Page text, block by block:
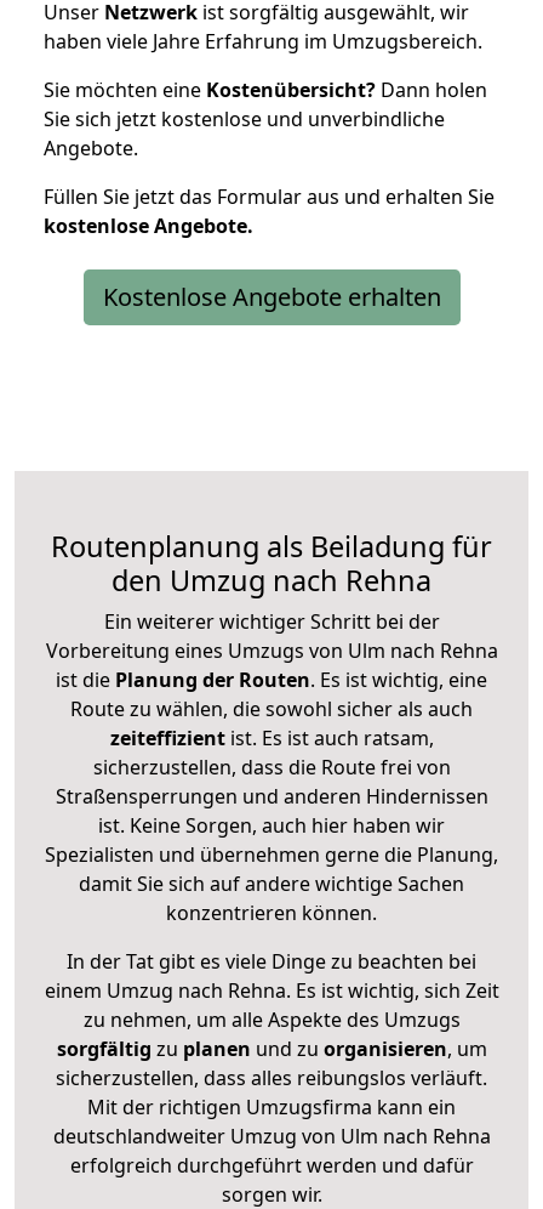
Unser Netzwerk ist sorgfältig ausgewählt, wir
haben viele Jahre Erfahrung im Umzugsbereich.
Sie möchten eine Kostenübersicht? Dann holen
Sie sich jetzt kostenlose und unverbindliche
Angebote.
Füllen Sie jetzt das Formular aus und erhalten Sie
kostenloseAngebote.
Kostenlose Angebote erhalten
Routenplanung als Beiladung für
den Umzug nach Rehna
Ein weiterer wichtiger Schritt bei der
Vorbereitung eines Umzugs von Ulm nach Rehna
ist die Planung der Routen. Es ist wichtig, eine
Route zu wählen, die sowohl sicher als auch
zeiteffizientist. Es ist auch ratsam,
sicherzustellen, dass die Route frei von
Straßensperrungen und anderen Hindernissen
ist. Keine Sorgen, auch hier haben wir
Spezialisten und übernehmen gerne die Planung,
damit Sie sich auf andere wichtige Sachen
konzentrieren können.
In der Tat gibt es viele Dinge zu beachten bei
einem Umzug nach Rehna. Es ist wichtig, sich Zeit
zu nehmen, um alle Aspekte des Umzugs
sorgfältig zu planen und zu organisieren, um
sicherzustellen, dass alles reibungslos verläuft.
Mit der richtigen Umzugsfirma kann ein
deutschlandweiter Umzug von Ulm nach Rehna
erfolgreich durchgeführt werden und dafür
sorgen wir.